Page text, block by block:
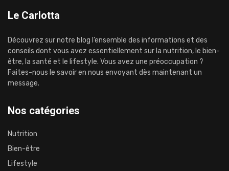
Le Carlotta
Découvrez sur notre blog l’ensemble des informations et des
conseils dont vous avez essentiellement sur la nutrition, le bien-
être, la santé et le lifestyle. Vous avez une préoccupation ?
Faites-nous le savoir en nous envoyant dès maintenant un
message.
Nos catégories
Nutrition
Bien-être
Lifestyle